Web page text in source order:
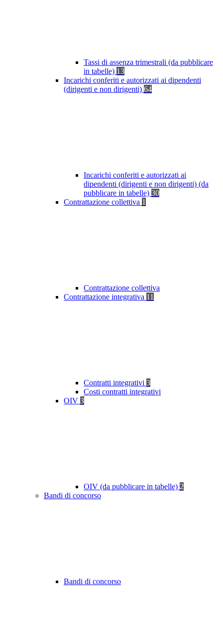
Tassi di assenza trimestrali (da pubblicare
in tabelle) 13
Incarichi conferiti e autorizzati ai dipendenti
(dirigenti e non dirigenti) 64
Incarichi conferiti e autorizzati ai
dipendenti (dirigenti e non dirigenti) (da
pubblicare in tabelle) 30
Contrattazione collettiva 1
Contrattazione collettiva
Contrattazione integrativa 11
Contratti integrativi 3
Costi contratti integrativi
OIV 3
OIV (da pubblicare in tabelle) 2
Bandi di concorso
Bandi di concorso